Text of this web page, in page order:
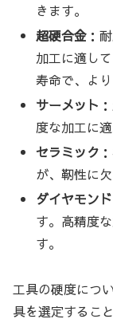
きます。
超硬合金 ：
加工に適し
寿命で、よ
サーメット
度な加工に
セラミック
が、靭性に
ダイヤモンド
す。高精度
す。
工具の硬度につ
具を選定するこ